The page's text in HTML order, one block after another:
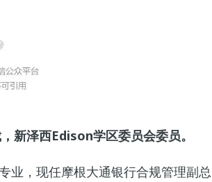
新泽西Edison学区委员会委员。
业，现任摩根大通银行合规管理副总